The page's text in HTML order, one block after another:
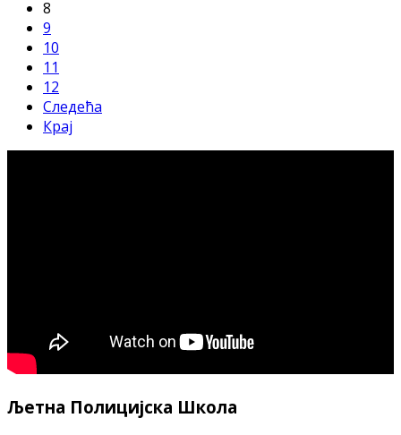
8
9
10
11
12
Следећа
Крај
Љетна Полицијска Школа